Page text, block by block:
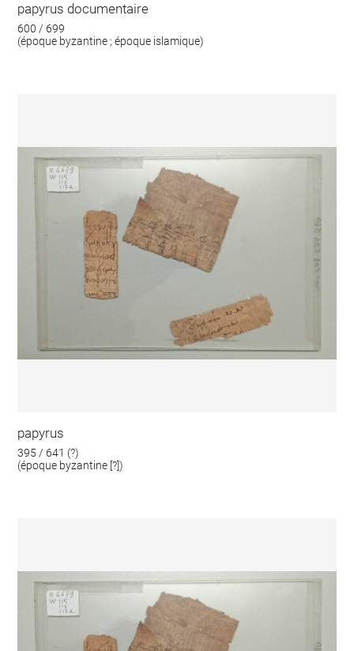
papyrus documentaire
600 / 699
(époque byzantine ; époque islamique)
papyrus
395 / 641 (?)
(époque byzantine [?])